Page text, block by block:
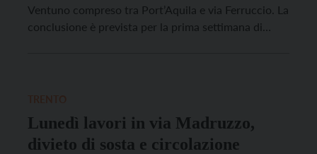
Ventuno compreso tra Port’Aquila e via Ferruccio. La
conclusione è prevista per la prima settimana di
Lunedì lavori in via Madruzzo,
divieto di sosta e circolazione